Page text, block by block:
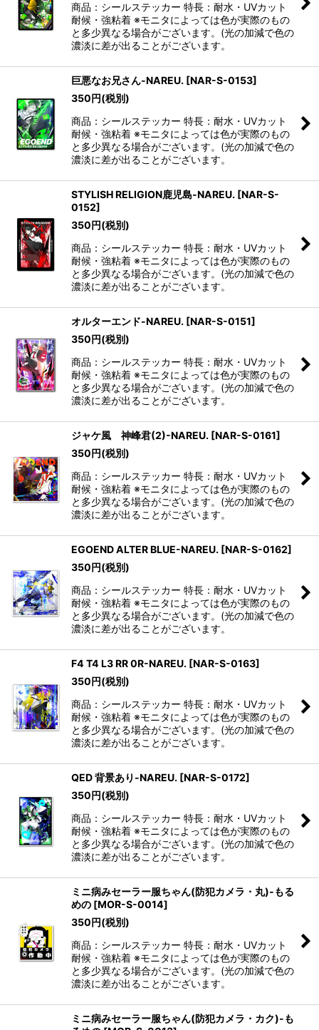
商品：シールステッカー 特長：耐水・UVカット
耐候・強粘着 ※モニタによっては色が実際のもの
と多少異なる場合がございます。(光の加減で色の
濃淡に差が出ることがございます。
巨悪なお兄さん-NAREU. [NAR-S-0153]
350円(税別)
商品：シールステッカー 特長：耐水・UVカット
耐候・強粘着 ※モニタによっては色が実際のもの
と多少異なる場合がございます。(光の加減で色の
濃淡に差が出ることがございます。
STYLISH RELIGION鹿児島-NAREU. [NAR-S-
0152]
350円(税別)
商品：シールステッカー 特長：耐水・UVカット
耐候・強粘着 ※モニタによっては色が実際のもの
と多少異なる場合がございます。(光の加減で色の
濃淡に差が出ることがございます。
オルターエンド-NAREU. [NAR-S-0151]
350円(税別)
商品：シールステッカー 特長：耐水・UVカット
耐候・強粘着 ※モニタによっては色が実際のもの
と多少異なる場合がございます。(光の加減で色の
濃淡に差が出ることがございます。
ジャケ風 神峰君(2)-NAREU. [NAR-S-0161]
350円(税別)
商品：シールステッカー 特長：耐水・UVカット
耐候・強粘着 ※モニタによっては色が実際のもの
と多少異なる場合がございます。(光の加減で色の
濃淡に差が出ることがございます。
EGOEND ALTER BLUE-NAREU. [NAR-S-0162]
350円(税別)
商品：シールステッカー 特長：耐水・UVカット
耐候・強粘着 ※モニタによっては色が実際のもの
と多少異なる場合がございます。(光の加減で色の
濃淡に差が出ることがございます。
F4 T4 L3 RR 0R-NAREU. [NAR-S-0163]
350円(税別)
商品：シールステッカー 特長：耐水・UVカット
耐候・強粘着 ※モニタによっては色が実際のもの
と多少異なる場合がございます。(光の加減で色の
濃淡に差が出ることがございます。
QED 背景あり-NAREU. [NAR-S-0172]
350円(税別)
商品：シールステッカー 特長：耐水・UVカット
耐候・強粘着 ※モニタによっては色が実際のもの
と多少異なる場合がございます。(光の加減で色の
濃淡に差が出ることがございます。
ミニ病みセーラー服ちゃん(防犯カメラ・丸)-もる
めの [MOR-S-0014]
350円(税別)
商品：シールステッカー 特長：耐水・UVカット
耐候・強粘着 ※モニタによっては色が実際のもの
と多少異なる場合がございます。(光の加減で色の
濃淡に差が出ることがございます。
ミニ病みセーラー服ちゃん(防犯カメラ・カク)-も